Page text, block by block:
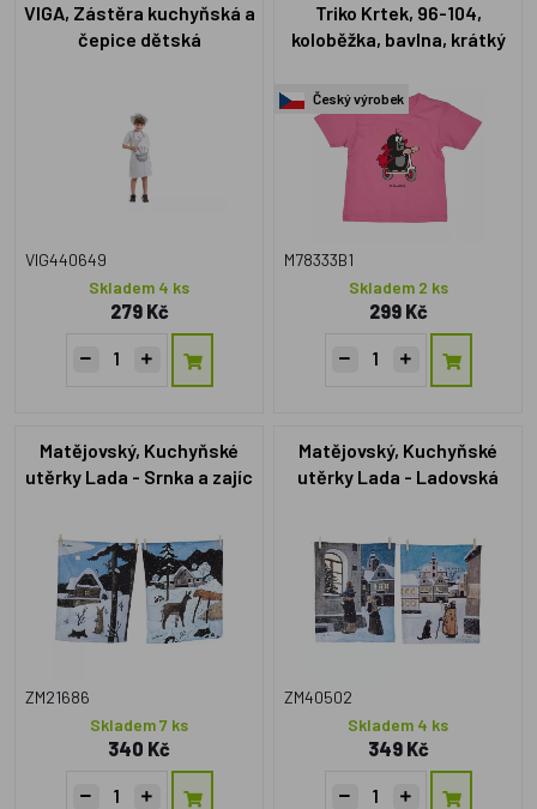
VIGA, Zástěra kuchyňská a
čepice dětská
VIG440649
Skladem 4 ks
279 Kč
Triko Krtek, 96-104,
koloběžka, bavlna, krátký
Český výrobek
M78333B1
Skladem 2 ks
299 Kč
Matějovský, Kuchyňské
utěrky Lada - Srnka a zajíc
ZM21686
Skladem 7 ks
340 Kč
Matějovský, Kuchyňské
utěrky Lada - Ladovská
ZM40502
Skladem 4 ks
349 Kč